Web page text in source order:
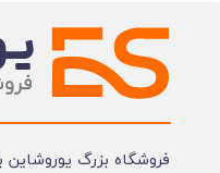
فروشگاه بزرگ یوروشاین